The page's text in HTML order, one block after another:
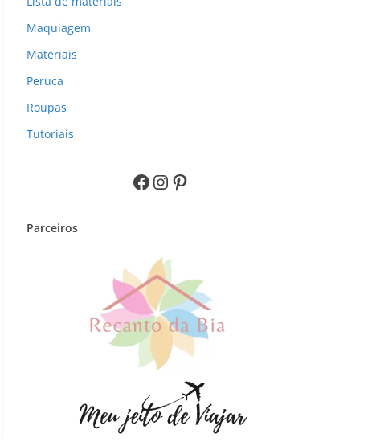
Maquiagem
Materiais
Peruca
Roupas
Tutoriais
Facebook InstagramPinterest
Parceiros